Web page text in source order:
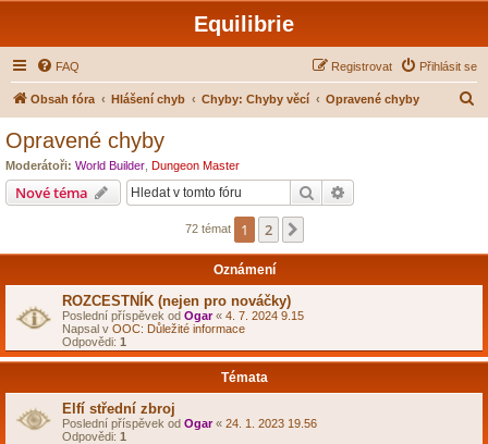
Equilibrie
FAQ Přihlásit se
Registrovat
Obsah fóra Hlášení chyb Chyby: Chyby věcí Opravené chyby
Opravené chyby
Moderátoři: World Builder Dungeon Master
Nové téma Hledat
72 témat 1 2
Oznámení
ROZCESTNÍK (nejen pro nováčky)
Poslední příspěvek od Ogar« 4. 7. 2024 9.15
Napsal v OOC: Důležité informace
Odpovědi: 1
Témata
Elfí střední zbroj
Poslední příspěvek od Ogar« 24. 1. 2023 19.56
Odpovědi: 1